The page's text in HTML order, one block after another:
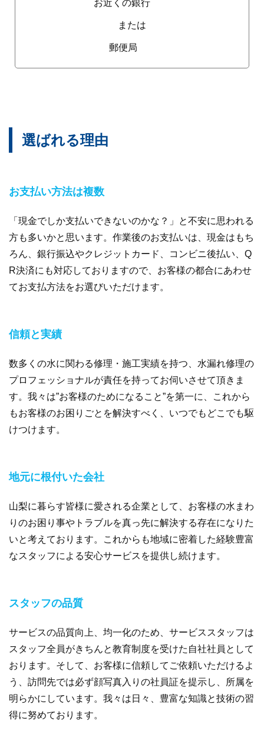
または
郵便局
選ばれる理由
お支払い方法は複数
「現金でしか支払いできないのかな？」と不安に思われる
方も多いかと思います。作業後のお支払いは、現金はもち
ろん、銀行振込やクレジットカード、コンビニ後払い、Q
R決済にも対応しておりますので、お客様の都合にあわせ
てお支払方法をお選びいただけます。
信頼と実績
数多くの水に関わる修理・施工実績を持つ、水漏れ修理の
プロフェッショナルが責任を持ってお伺いさせて頂きま
す。我々は”お客様のためになること”を第一に、これから
もお客様のお困りごとを解決すべく、いつでもどこでも駆
けつけます。
地元に根付いた会社
山梨に暮らす皆様に愛される企業として、お客様の水まわ
りのお困り事やトラブルを真っ先に解決する存在になりた
いと考えております。これからも地域に密着した経験豊富
なスタッフによる安心サービスを提供し続けます。
スタッフの品質
サービスの品質向上、均一化のため、サービススタッフは
スタッフ全員がきちんと教育制度を受けた自社社員として
おります。そして、お客様に信頼してご依頼いただけるよ
う、訪問先では必ず顔写真入りの社員証を提示し、所属を
明らかにしています。我々は日々、豊富な知識と技術の習
得に努めております。